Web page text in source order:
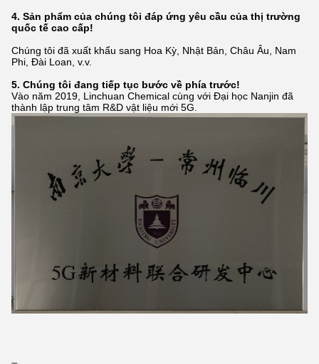
4. Sản phẩm của chúng tôi đáp ứng yêu cầu của thị trường
quốc tế cao cấp!
Chúng tôi đã xuất khẩu sang Hoa Kỳ, Nhật Bản, Châu Âu, Nam
Phi, Đài Loan, v.v.
5. Chúng tôi đang tiếp tục bước về phía trước!
Vào năm 2019, Linchuan Chemical cùng với Đại học Nanjin đã
thành lập trung tâm R&D vật liệu mới 5G.